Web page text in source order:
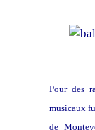
Pour des
musicaux
de